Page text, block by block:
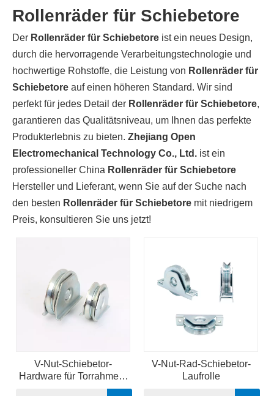
Rollenräder für Schiebetore
Der Rollenräder für Schiebetore ist ein neues Design,
durch die hervorragende Verarbeitungstechnologie und
hochwertige Rohstoffe, die Leistung von Rollenräder für
Schiebetore auf einen höheren Standard. Wir sind
perfekt für jedes Detail der Rollenräder für Schiebetore,
garantieren das Qualitätsniveau, um Ihnen das perfekte
Produkterlebnis zu bieten. Zhejiang Open
Electromechanical Technology Co., Ltd. ist ein
professioneller China Rollenräder für Schiebetore
Hersteller und Lieferant, wenn Sie auf der Suche nach
den besten Rollenräder für Schiebetore mit niedrigem
Preis, konsultieren Sie uns jetzt!
V-Nut-Schiebetor-
Hardware für Torrahmen-
Industriemaschinen
V-Nut-Rad-Schiebetor-
Laufrolle